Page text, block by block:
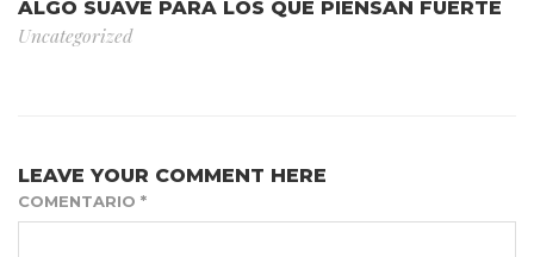
ALGO SUAVE PARA LOS QUE PIENSAN FUERTE
Uncategorized
LEAVE YOUR COMMENT HERE
COMENTARIO *